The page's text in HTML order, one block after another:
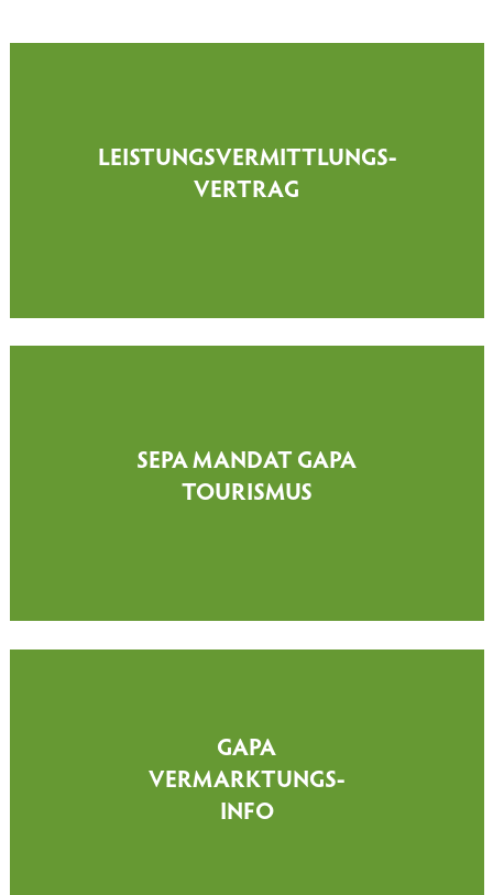
LEISTUNGSVERMITTLUNGS-
VERTRAG
SEPA MANDAT GAPA
TOURISMUS
GAPA
VERMARKTUNGS-
INFO